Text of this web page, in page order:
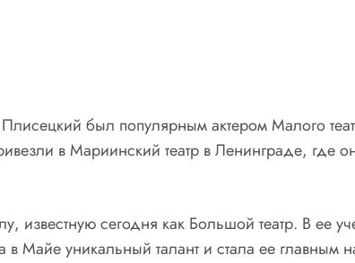
был популярным актером Малого
в Мариинский театр в Ленинграде, где
известную сегодня как Большой театр. В ее
в Майе уникальный талант и стала ее главным